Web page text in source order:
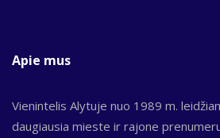
Apie mus
Vienintelis Alytuje nuo 1989 m.
daugiausia mieste ir rajone